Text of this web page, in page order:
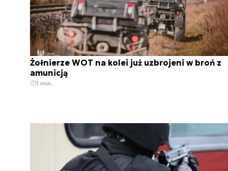
Żołnierze WOT na kolei już uzbrojeni w broń z
amunicją
1 min.